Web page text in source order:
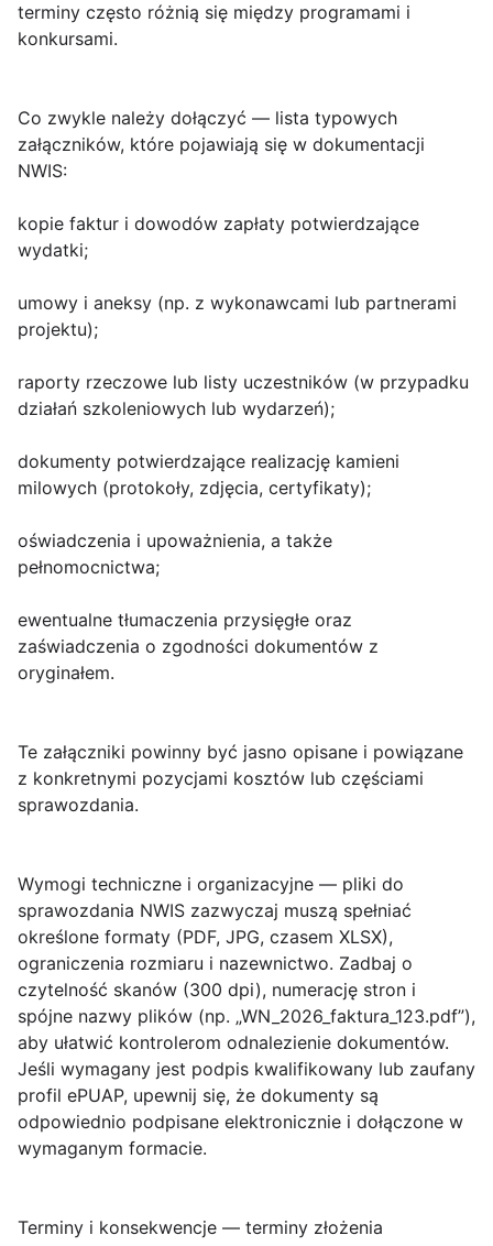
terminy często różnią się między programami i
konkursami.
Co zwykle należy dołączyć — lista typowych
załączników, które pojawiają się w dokumentacji
NWIS:
kopie faktur i dowodów zapłaty potwierdzające
wydatki;
umowy i aneksy (np. z wykonawcami lub partnerami
projektu);
raporty rzeczowe lub listy uczestników (w przypadku
działań szkoleniowych lub wydarzeń);
dokumenty potwierdzające realizację kamieni
milowych (protokoły, zdjęcia, certyfikaty);
oświadczenia i upoważnienia, a także
pełnomocnictwa;
ewentualne tłumaczenia przysięgłe oraz
zaświadczenia o zgodności dokumentów z
oryginałem.
Te załączniki powinny być jasno opisane i powiązane
z konkretnymi pozycjami kosztów lub częściami
sprawozdania.
Wymogi techniczne i organizacyjne — pliki do
sprawozdania NWIS zazwyczaj muszą spełniać
określone formaty (PDF, JPG, czasem XLSX),
ograniczenia rozmiaru i nazewnictwo. Zadbaj o
czytelność skanów (300 dpi), numerację stron i
spójne nazwy plików (np. „WN_2026_faktura_123.pdf”),
aby ułatwić kontrolerom odnalezienie dokumentów.
Jeśli wymagany jest podpis kwalifikowany lub zaufany
profil ePUAP, upewnij się, że dokumenty są
odpowiednio podpisane elektronicznie i dołączone w
wymaganym formacie.
Terminy i konsekwencje — terminy złożenia